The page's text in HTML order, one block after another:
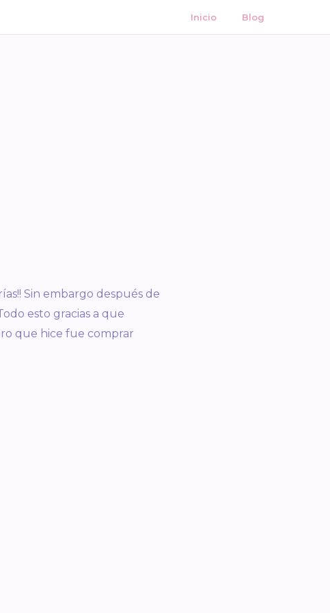
Inicio Blog
Sin embargo después de
esto gracias a que
que hice fue comprar